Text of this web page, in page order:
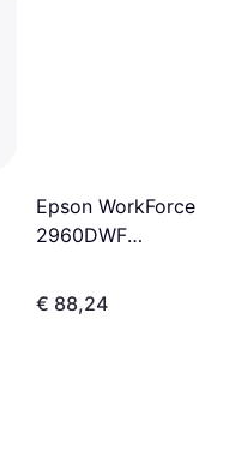
Epson WorkForce
2960DWF
€ 88,24